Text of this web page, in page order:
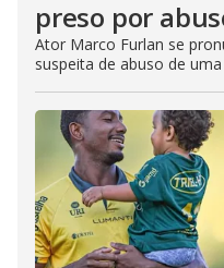
preso por
Ator Marco Furlan se
suspeita de abuso de